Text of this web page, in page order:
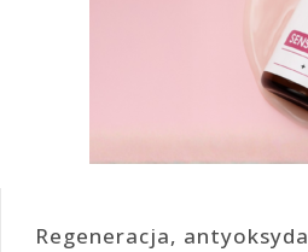
Regeneracja,